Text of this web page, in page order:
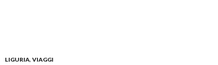
LIGURIA, VIAGGI